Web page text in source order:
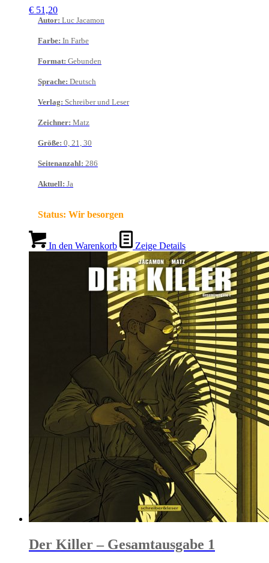
€ 51,20
Autor: Luc Jacamon
Farbe: In Farbe
Format: Gebunden
Sprache: Deutsch
Verlag: Schreiber und Leser
Zeichner: Matz
Größe: 0, 21, 30
Seitenanzahl: 286
Aktuell: Ja
Status: Wir besorgen
In den Warenkorb Zeige Details
Der Killer – Gesamtausgabe 1